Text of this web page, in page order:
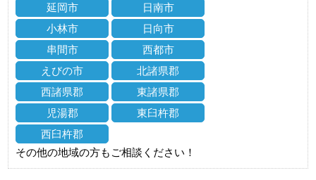
延岡市
日南市
小林市
日向市
串間市
西都市
えびの市
北諸県郡
西諸県郡
東諸県郡
児湯郡
東臼杵郡
西臼杵郡
その他の地域の方もご相談ください！